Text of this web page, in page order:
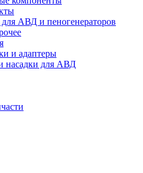
АВД и пеногенераторов
и адаптеры
насадки для АВД